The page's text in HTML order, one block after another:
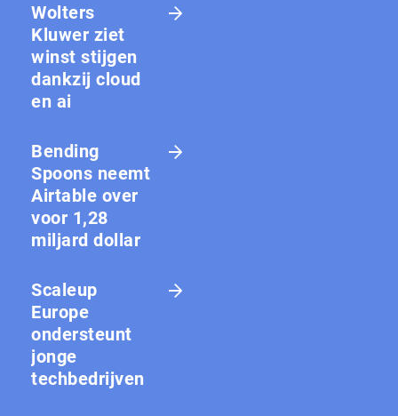
Wolters
Kluwer ziet
winst stijgen
dankzij cloud
en ai
Bending
Spoons neemt
Airtable over
voor 1,28
miljard dollar
Scaleup
Europe
ondersteunt
jonge
techbedrijven